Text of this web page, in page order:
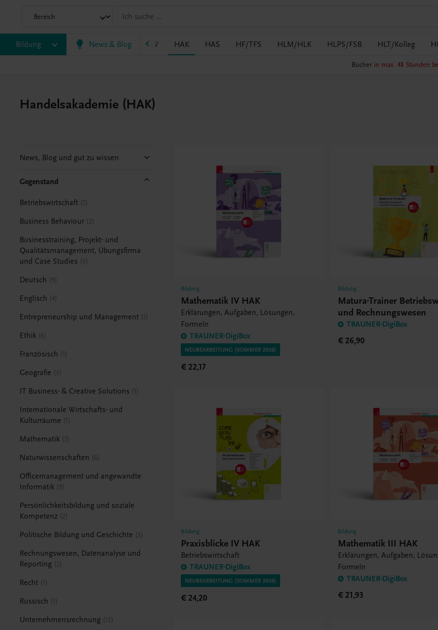
Bildung News & Blog
BASOP BRP BS EWF/ZWF FW HAK HAS HF/TFS HLM/HLK HLPS/FSB HLT/Kolleg
Bücher in max. 48 Stunden
Handelsakademie (HAK)
News, Blog und gut zu wissen
Gegenstand
Betriebswirtschaft 7
Business Behaviour 2
Businesstraining, Projekt- und
Qualitätsmanagement, Übungsfirma
und Case Studies
3
Deutsch 9
Englisch 4
Entrepreneurship und Management 1
Ethik 6
Französisch 1
Geografie 3
IT Business- & Creative Solutions 1
Internationale Wirtschafts- und
Kulturräume
1
Mathematik 7
Naturwissenschaften 6
Officemanagement und angewandte
Informatik 9
Persönlichkeitsbildung und soziale
Kompetenz 2
Politische Bildung und Geschichte 3
Rechnungswesen, Datenanalyse und
Reporting 2
Recht 1
Russisch 1
Unternehmensrechnung 12
Bildung
Mathematik IV HAK
Erklärungen, Aufgaben, Lösungen,
Formeln
TRAUNER-DigiBox
NEUBEARBEITUNG (SOMMER 2026)
€ 22,17
Bildung
Matura-Trainer
und Rechnungswesen
TRAUNER-DigiBox
€ 26,90
Bildung
Praxisblicke IV HAK
Betriebswirtschaft
TRAUNER-DigiBox
NEUBEARBEITUNG (SOMMER 2026)
€ 24,20
Bildung
Mathematik III HAK
Erklärungen, Aufgaben,
Formeln
TRAUNER-DigiBox
€ 21,93